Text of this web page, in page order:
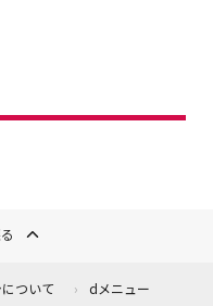
ついて dメニュー